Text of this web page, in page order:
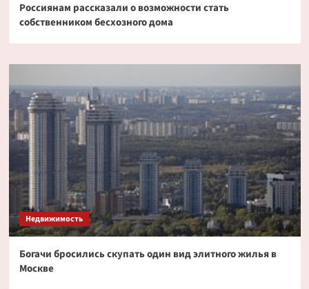
Россиянам рассказали о возможности стать
собственником бесхозного дома
Недвижимость
Богачи бросились скупать один вид элитного жилья в
Москве